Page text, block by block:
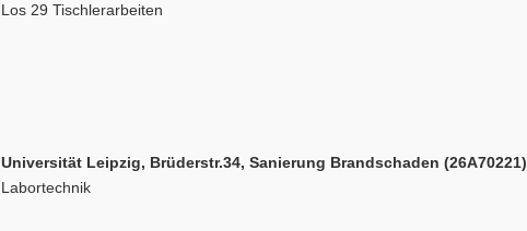
Los 29 Tischlerarbeiten
Universität Leipzig, Brüderstr.34, Sanierung Brandschaden (26A70221)
Labortechnik